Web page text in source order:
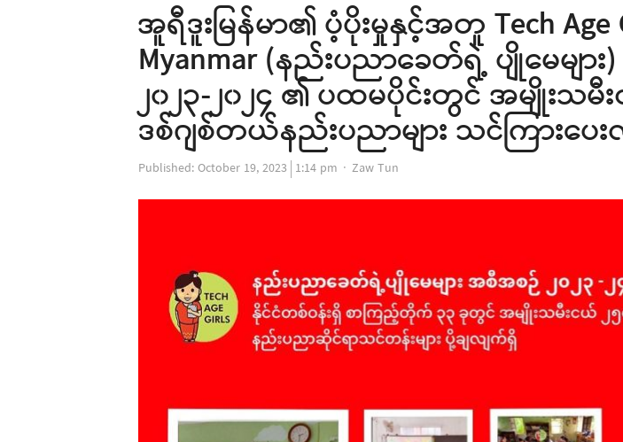
အူရီဒူးမြန်မာ၏ ပံ့ပိုးမှုနှင့်အတူ Tech Age
Myanmar (နည်းပညာခေတ်ရဲ့ ပျိုမေမျာ
၂၀၂၃-၂၀၂၄ ၏ ပထမပိုင်းတွင် အမျိုးသ
ဒစ်ဂျစ်တယ်နည်းပညာများ သင်ကြားပေ
Published:October 19, 2023 1:14 pm Author
Zaw Tun